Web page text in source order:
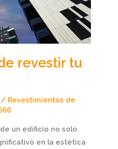
revestir tu
/ Revestimientos de
un edificio no solo
en la estética